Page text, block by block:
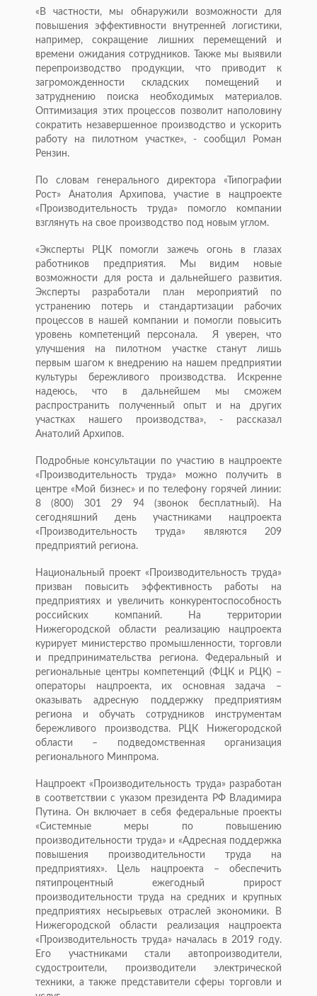
«В частности, мы обнаружили возможности для
повышения эффективности внутренней логистики,
например, сокращение лишних перемещений и
времени ожидания сотрудников. Также мы выявили
перепроизводство продукции, что приводит к
загроможденности складских помещений и
затруднению поиска необходимых материалов.
Оптимизация этих процессов позволит наполовину
сократить незавершенное производство и ускорить
работу на пилотном участке», - сообщил Роман
Рензин.
По словам генерального директора «Типографии
Рост» Анатолия Архипова, участие в нацпроекте
«Производительность труда» помогло компании
взглянуть на свое производство под новым углом.
«Эксперты РЦК помогли зажечь огонь в глазах
работников предприятия. Мы видим новые
возможности для роста и дальнейшего развития.
Эксперты разработали план мероприятий по
устранению потерь и стандартизации рабочих
процессов в нашей компании и помогли повысить
уровень компетенций персонала. Я уверен, что
улучшения на пилотном участке станут лишь
первым шагом к внедрению на нашем предприятии
культуры бережливого производства. Искренне
надеюсь, что в дальнейшем мы сможем
распространить полученный опыт и на других
участках нашего производства», - рассказал
Анатолий Архипов.
Подробные консультации по участию в нацпроекте
«Производительность труда» можно получить в
центре «Мой бизнес» и по телефону горячей линии:
8 (800) 301 29 94 (звонок бесплатный). На
сегодняшний день участниками нацпроекта
«Производительность труда» являются 209
предприятий региона.
Национальный проект «Производительность труда»
призван повысить эффективность работы на
предприятиях и увеличить конкурентоспособность
российских компаний. На территории
Нижегородской области реализацию нацпроекта
курирует министерство промышленности, торговли
и предпринимательства региона. Федеральный и
региональные центры компетенций (ФЦК и РЦК) –
операторы нацпроекта, их основная задача –
оказывать адресную поддержку предприятиям
региона и обучать сотрудников инструментам
бережливого производства. РЦК Нижегородской
области – подведомственная организация
регионального Минпрома.
Нацпроект «Производительность труда» разработан
в соответствии с указом президента РФ Владимира
Путина. Он включает в себя федеральные проекты
«Системные меры по повышению
производительности труда» и «Адресная поддержка
повышения производительности труда на
предприятиях». Цель нацпроекта – обеспечить
пятипроцентный ежегодный прирост
производительности труда на средних и крупных
предприятиях несырьевых отраслей экономики. В
Нижегородской области реализация нацпроекта
«Производительность труда» началась в 2019 году.
Его участниками стали автопроизводители,
судостроители, производители электрической
техники, а также представители сферы торговли и